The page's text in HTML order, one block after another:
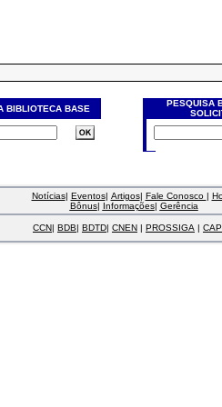
BIBLIOTECA BASE
PESQUISA
Notícias| Eventos| Artigos| Fale Conosco |
Bônus| Informações| Gerência
CCN| BDB| BDTD| CNEN | PROSSIGA |